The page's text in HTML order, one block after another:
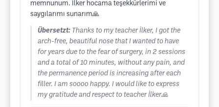
memnunum. İlker hocama teşekkürlerimi ve
saygılarımı sunarım🙏
Übersetzt: Thanks to my teacher İlker, I got the
arch-free, beautiful nose that I wanted to have
for years due to the fear of surgery, in 2 sessions
and a total of 10 minutes, without any pain, and
the permanence period is increasing after each
filler. I am soooo happy. I would like to express
my gratitude and respect to teacher İlker🙏